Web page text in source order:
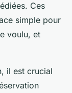
Ces
simple pour
voulu, et
il est crucial